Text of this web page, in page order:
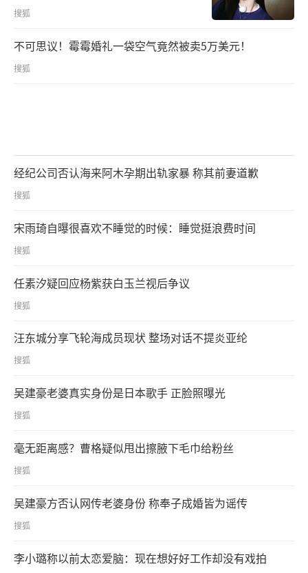
搜狐
不可思议！霉霉婚礼一袋空气竟然被卖5万美元！
搜狐
经纪公司否认海来阿木孕期出轨家暴 称其前妻道歉
搜狐
宋雨琦自曝很喜欢不睡觉的时候：睡觉挺浪费时间
搜狐
任素汐疑回应杨紫获白玉兰视后争议
搜狐
汪东城分享飞轮海成员现状 整场对话不提炎亚纶
搜狐
吴建豪老婆真实身份是日本歌手 正脸照曝光
搜狐
毫无距离感？曹格疑似甩出擦腋下毛巾给粉丝
搜狐
吴建豪方否认网传老婆身份 称奉子成婚皆为谣传
搜狐
李小璐称以前太恋爱脑：现在想好好工作却没有戏拍